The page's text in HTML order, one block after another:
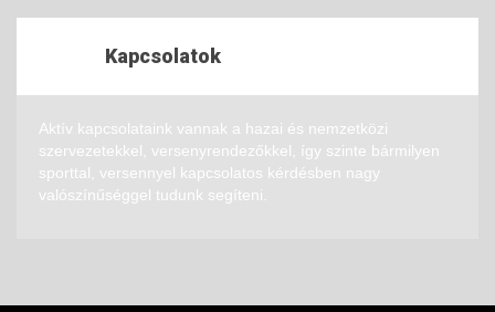
Kapcsolatok
Aktív kapcsolataink vannak a hazai és nemzetközi
szervezetekkel, versenyrendezőkkel, így szinte bármilyen
sporttal, versennyel kapcsolatos kérdésben nagy
valószínűséggel tudunk segíteni.